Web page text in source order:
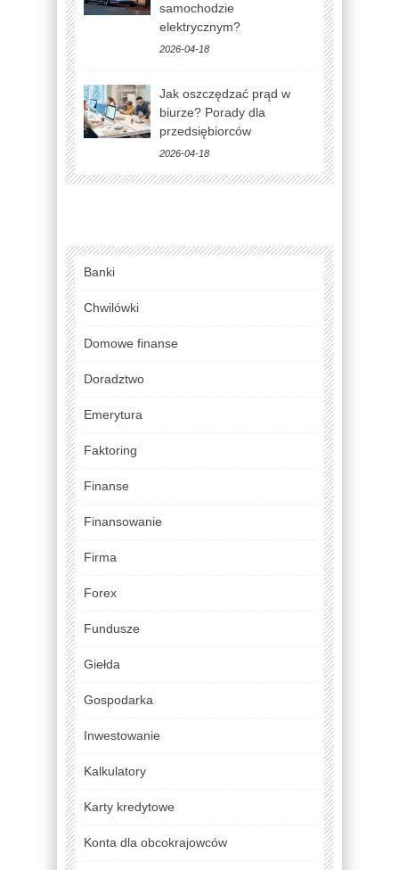
samochodzie
elektrycznym?
2026-04-18
Jak oszczędzać prąd w
biurze? Porady dla
przedsiębiorców
2026-04-18
Banki
Chwilówki
Domowe finanse
Doradztwo
Emerytura
Faktoring
Finanse
Finansowanie
Firma
Forex
Fundusze
Giełda
Gospodarka
Inwestowanie
Kalkulatory
Karty kredytowe
Konta dla obcokrajowców